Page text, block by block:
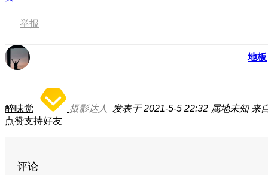
举报
地板
醉味觉 摄影达人 发表于 2021-5-5 22:32 属地未知 来
点赞支持好友
评论